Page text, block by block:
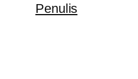
Penulis